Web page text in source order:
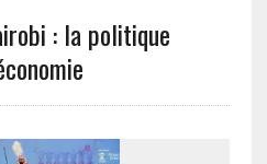
: la politique